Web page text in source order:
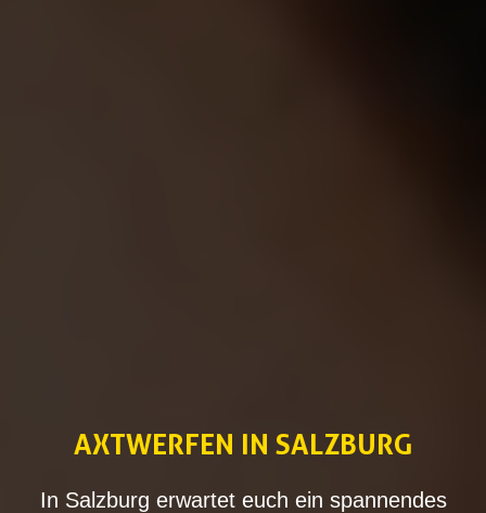
AXTWERFEN IN SALZBURG
In Salzburg erwartet euch ein spannendes